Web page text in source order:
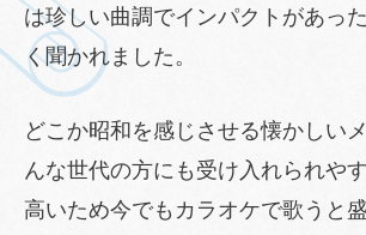
は珍しい曲調でインパクトがあっ
く聞かれました。
どこか昭和を感じさせる懐かしい
んな世代の方にも受け入れられや
高いため今でもカラオケで歌うと